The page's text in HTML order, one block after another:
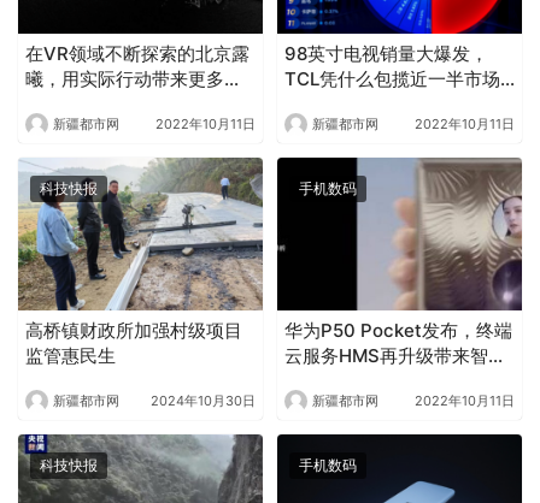
在VR领域不断探索的北京露
曦，用实际行动带来更多可
新疆都市网 2022年10月11日
98英寸电视销量大爆发，
TCL凭什么包揽近一半市场
新疆都市网 2022年10月11日
科技快报
高桥镇财政所加强村级项目
监管惠民生
新疆都市网 2024年10月30日
手机数码
华为P50 Pocket发布，终端
云服务HMS再升级带来智慧
新疆都市网 2022年10月11日
科技快报 手机数码